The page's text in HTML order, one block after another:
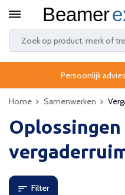
Persoonlijk
Home Samenwerken
Filter